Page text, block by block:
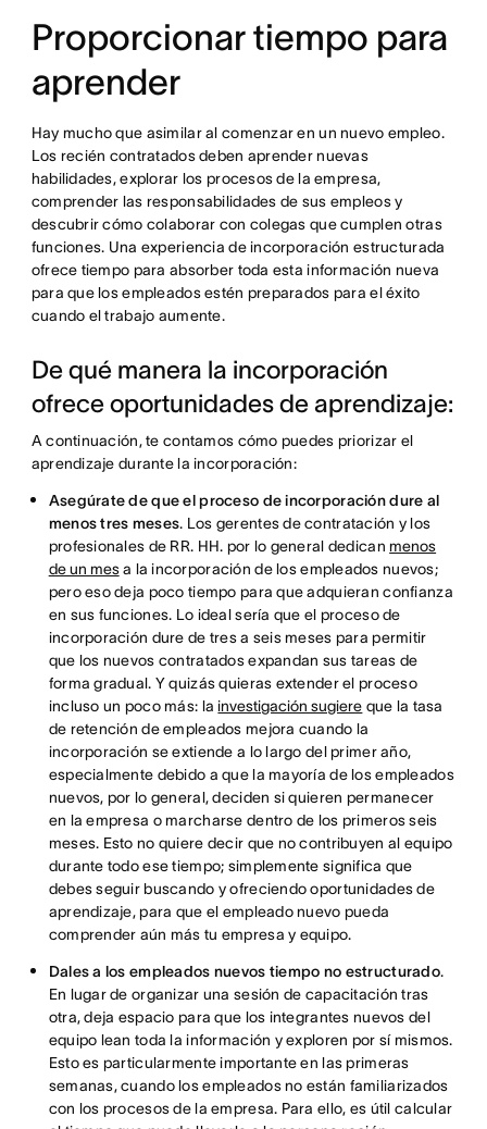
Proporcionar tiempo para
aprender
Hay mucho que asimilar al comenzar en un nuevo empleo.
Los recién contratados deben aprender nuevas
habilidades, explorar los procesos de la empresa,
comprender las responsabilidades de sus empleos y
descubrir cómo colaborar con colegas que cumplen otras
funciones. Una experiencia de incorporación estructurada
ofrece tiempo para absorber toda esta información nueva
para que los empleados estén preparados para el éxito
cuando el trabajo aumente.
De qué manera la incorporación
ofrece oportunidades de aprendizaje:
A continuación, te contamos cómo puedes priorizar el
aprendizaje durante la incorporación:
Asegúrate de que el proceso de incorporación dure al
menos tres meses. Los gerentes de contratación y los
profesionales de RR. HH. por lo general dedicanmenos
de un mesa la incorporación de los empleados nuevos;
pero eso deja poco tiempo para que adquieran confianza
en sus funciones. Lo ideal sería que el proceso de
incorporación dure de tres a seis meses para permitir
que los nuevos contratados expandan sus tareas de
forma gradual. Y quizás quieras extender el proceso
incluso un poco más: lainvestigación sugiere que la tasa
de retención de empleados mejora cuando la
incorporación se extiende a lo largo del primer año,
especialmente debido a que la mayoría de los empleados
nuevos, por lo general, deciden si quieren permanecer
en la empresa o marcharse dentro de los primeros seis
meses. Esto no quiere decir que no contribuyen al equipo
durante todo ese tiempo; simplemente significa que
debes seguir buscando y ofreciendo oportunidades de
aprendizaje, para que el empleado nuevo pueda
comprender aún más tu empresa y equipo.
Dales a los empleados nuevos tiempo no estructurado.
En lugar de organizar una sesión de capacitación tras
otra, deja espacio para que los integrantes nuevos del
equipo lean toda la información y exploren por sí mismos.
Esto es particularmente importante en las primeras
semanas, cuando los empleados no están familiarizados
con los procesos de la empresa. Para ello, es útil calcular